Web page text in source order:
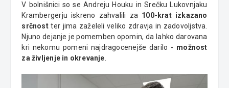
V bolnišnici so se Andreju Houku in Srečku Lukovnjaku
Krambergerju iskreno zahvalili za 100-krat izkazano
srčnostter jima zaželeli veliko zdravja in zadovoljstva.
Njuno dejanje je pomemben opomin, da lahko darovana
kri nekomu pomeni najdragocenejše darilo - možnost
za življenje in okrevanje.